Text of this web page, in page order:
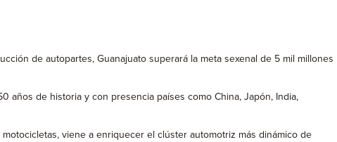
de autopartes, Guanajuato superará la meta sexenal de 5 mil millones
años de historia y con presencia países como China, Japón, India,
viene a enriquecer el clúster automotriz más dinámico de